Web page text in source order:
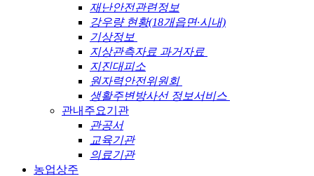
재난안전관련정보
강우량 현황(18개읍면·시내)
기상정보
지상관측자료 과거자료
지진대피소
원자력안전위원회
생활주변방사선 정보서비스
관내주요기관
관공서
교육기관
의료기관
농업상주